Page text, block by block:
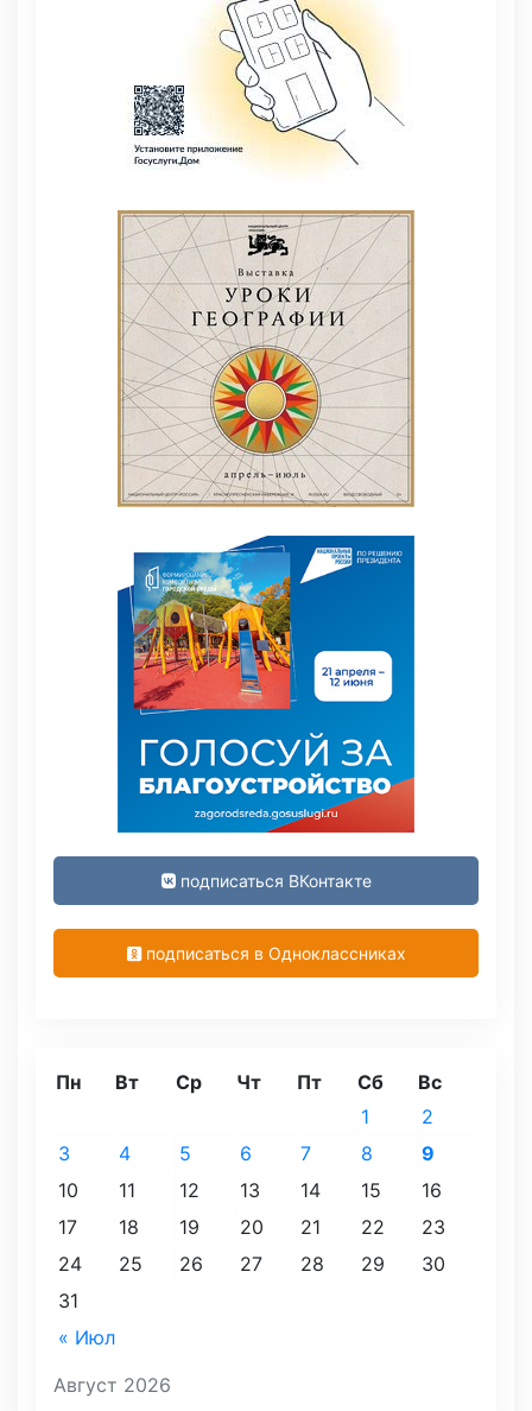
подписаться ВКонтакте
подписаться в Одноклассниках
Август 2026
Пн Вт Ср Чт Пт Сб Вс
« Июл
1
2
3
4 5 6 7 8
9
10
11 12 13 14 15
16
17
18 19 20 21 22
23
24
25 26 27 28 29
30
31